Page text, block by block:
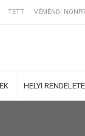
TETT VÉMÉNDI
HELYI